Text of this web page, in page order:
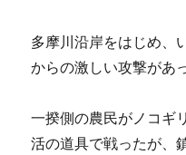
多摩川沿岸をはじめ、
からの激しい攻撃があ
一揆側の農民がノコギ
活の道具で戦ったが、